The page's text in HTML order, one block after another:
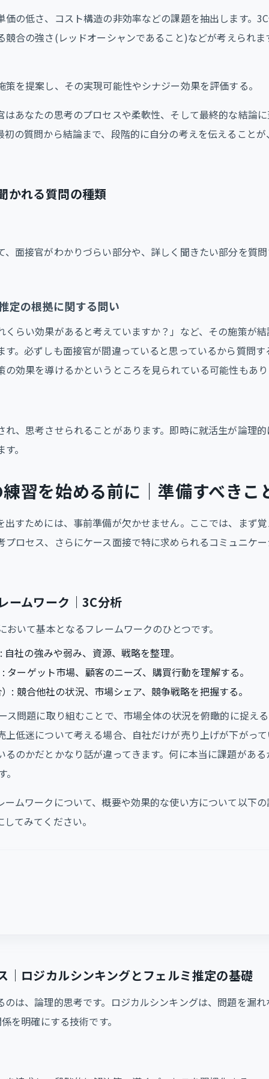
価の低さ、コスト構造の非効率などの課題を抽出します。
競合の強さ(レッドオーシャンであること)などが考えられま
を提案し、その実現可能性やシナジー効果を評価する。
はあなたの思考のプロセスや柔軟性、そして最終的な結論
初の質問から結論まで、段階的に自分の考えを伝えること
かれる質問の種類
、面接官がわかりづらい部分や、詳しく聞きたい部分を質
定の根拠に関する問い
くらい効果があると考えていますか？」など、その施策が
す。必ずしも面接官が間違っていると思っているから質問
の効果を導けるかというところを見られている可能性もあ
れ、思考させられることがあります。即時に就活生が論理
。
習を始める前に｜準備すべきこ
出すためには、事前準備が欠かせません。ここでは、まず
プロセス、さらにケース面接で特に求められるコミュニケ
ームワーク｜3C分析
おいて基本となるフレームワークのひとつです。
社の強みや弱み、資源、戦略を整理。
ーゲット市場、顧客のニーズ、購買行動を理解する。
競合他社の状況、市場シェア、競争戦略を把握する。
ス問題に取り組むことで、市場全体の状況を俯瞰的に捉え
上低迷について考える場合、自社だけが売り上げが下がっ
るのかだとかなり話が違ってきます。何に本当に課題があ
ームワークについて、概要や効果的な使い方について以下
てみてください。
｜ロジカルシンキングとフェルミ推定の基礎
のは、論理的思考です。ロジカルシンキングは、問題を漏
を明確にする技術です。